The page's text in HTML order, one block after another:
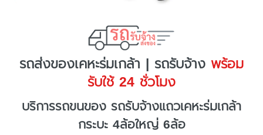
รถส่งของเคหะร่มเกล้า | รถรับจ้าง พร้อม
รับใช้ 24 ชั่วโมง
บริการรถขนของ รถรับจ้างแถวเคหะร่มเกล้า
กระบะ 4ล้อใหญ่ 6ล้อ